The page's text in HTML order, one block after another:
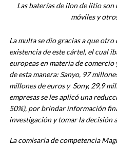
Las baterías de iIon de litio
móviles y
La multa se dio gracias a que
existencia de este cártel, el cual
europeas en materia de
de esta manera: Sanyo, 97
millones de euros y Sony, 29,9
empresas se les aplicó una
50%), por brindar información
investigación y tomar la decisión
La comisaria de competencia